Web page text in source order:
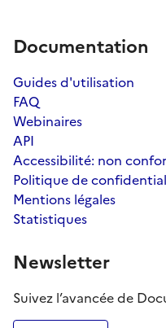
Documentation
Guides d'utilisation
FAQ
Webinaires
API
Accessibilité: non
Politique de
Mentions légales
Statistiques
Newsletter
Suivez l’avancée de